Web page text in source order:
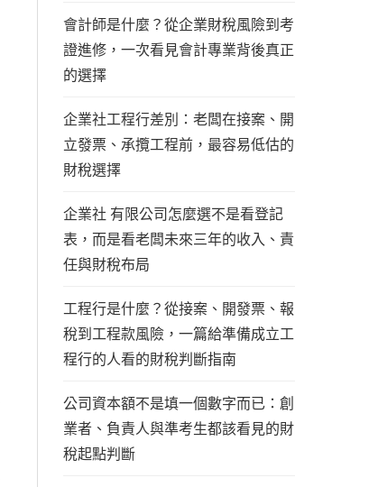
會計師是什麼？從企業財稅風險到考
證進修，一次看見會計專業背後真正
的選擇
企業社工程行差別：老闆在接案、開
立發票、承攬工程前，最容易低估的
財稅選擇
企業社 有限公司怎麼選不是看登記
表，而是看老闆未來三年的收入、責
任與財稅布局
工程行是什麼？從接案、開發票、報
稅到工程款風險，一篇給準備成立工
程行的人看的財稅判斷指南
公司資本額不是填一個數字而已：創
業者、負責人與準考生都該看見的財
稅起點判斷